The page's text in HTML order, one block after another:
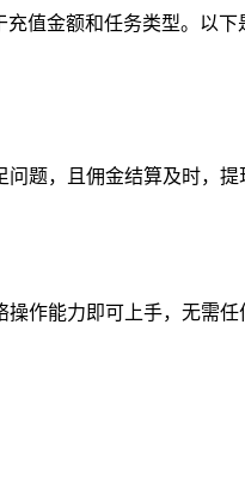
值金额和任务类型。以下
题，且佣金结算及时，
作能力即可上手，无需